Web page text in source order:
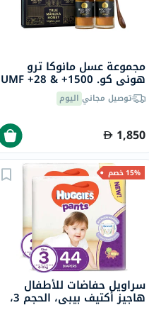
مجموعة عسل مانوكا ترو
هوني كو. 1500+ UMF +28 &
MGO - من 2×250توصيل مجاني اليوم
1,850
15% خصم
سراويل حفاضات للأطفال
هاجيز أكتيف بيبي، الحجم 3،